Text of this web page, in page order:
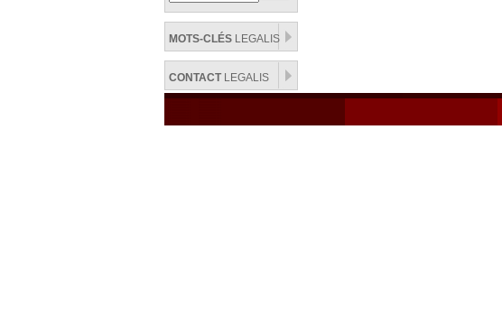
MOTS-CLÉS LEGALIS
CONTACTLEGALIS